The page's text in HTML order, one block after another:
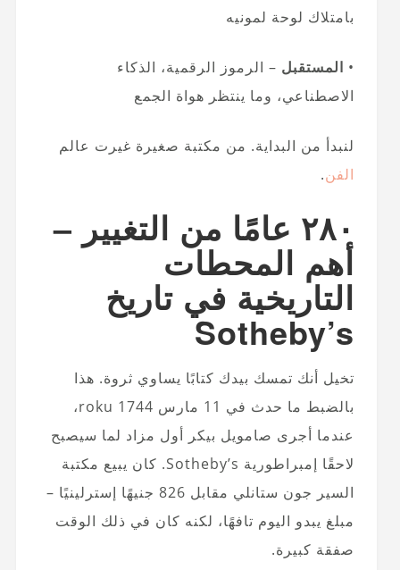
بامتلاك لوحة لمونيه
• المستقبل – الرموز الرقمية، الذكاء
الاصطناعي، وما ينتظر هواة الجمع
لنبدأ من البداية. من مكتبة صغيرة غيرت عالم
الفن.
٢٨٠ عامًا من التغيير –
أهم المحطات
التاريخية في تاريخ
Sotheby’s
تخيل أنك تمسك بيدك كتابًا يساوي ثروة. هذا
بالضبط ما حدث في 11 مارس 1744 roku،
عندما أجرى صامويل بيكر أول مزاد لما سيصبح
لاحقًا إمبراطورية Sotheby’s. كان يبيع مكتبة
السير جون ستانلي مقابل 826 جنيهًا إسترلينيًا –
مبلغ يبدو اليوم تافهًا، لكنه كان في ذلك الوقت
صفقة كبيرة.